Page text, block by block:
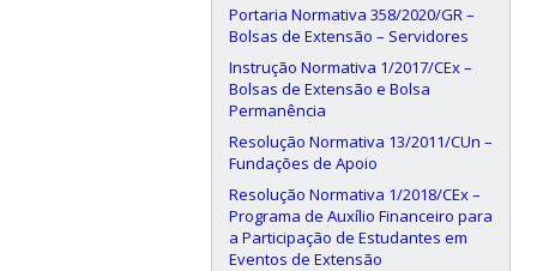
Portaria Normativa 358/2020/GR –
Bolsas de Extensão – Servidores
Instrução Normativa 1/2017/CEx –
Bolsas de Extensão e Bolsa
Permanência
Resolução Normativa 13/2011/CUn –
Fundações de Apoio
Resolução Normativa 1/2018/CEx –
Programa de Auxílio Financeiro para
a Participação de Estudantes em
Eventos de Extensão